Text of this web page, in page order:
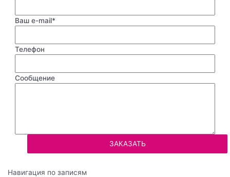
Ваш e-mail*
Телефон
Сообщение
Навигация по записям